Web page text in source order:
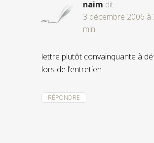
naim dit :
3 décembre 2006 à
min
lettre plutôt convainquante à
lors de l’entretien
RÉPONDRE